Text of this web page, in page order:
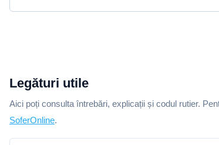
Legături utile
Aici poți consulta întrebări, explicații și codul rutier.
SoferOnline.